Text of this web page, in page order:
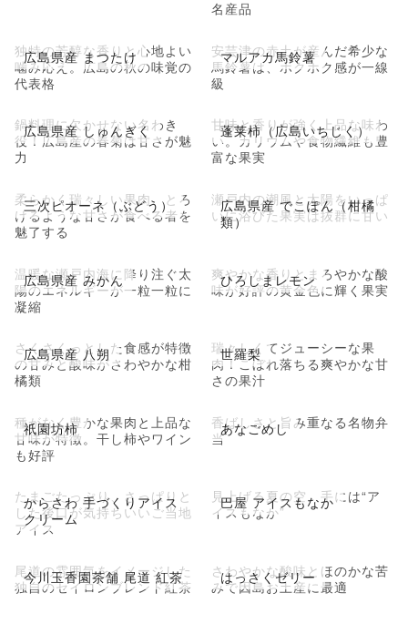
名産品
広島県産 まつたけ
独特の芳醇な香りと心地よい
噛み応え。広島の秋の味覚の
代表格
マルアカ馬鈴薯
安芸津の赤土が産んだ希少な
馬鈴薯は、ホクホク感が一線
級
広島県産 しゅんぎく
鍋料理に欠かせない名わき
役！広島産の春菊は甘さが魅
力
蓬莱柿（広島いちじく）
甘味と香りが強く上品な味わ
い。カリウムや食物繊維も豊
富な果実
三次ピオーネ（ぶどう）
柔らかく瑞々しい果肉、とろ
けるような甘さが食べる者を
魅了する
広島県産 でこぽん（柑橘
類）
瀬戸内の潮風と太陽をいっぱ
いに浴びた果実は抜群に甘い
広島県産 みかん
温暖な瀬戸内海に降り注ぐ太
陽のエネルギーが一粒一粒に
凝縮
ひろしまレモン
爽やかな香りとまろやかな酸
味が好評の黄金色に輝く果実
広島県産 八朔
さくさくっとした食感が特徴
の甘みと酸味がさわやかな柑
橘類
世羅梨
瑞々しくてジューシーな果
肉！こぼれ落ちる爽やかな甘
さの果汁
祇園坊柿
種がなく豊かな果肉と上品な
甘味が特徴。干し柿やワイン
も好評
あなごめし
香ばしさと旨み重なる名物弁
当
からさわ 手づくりアイス
クリーム
たまごたっぷり、さっぱりと
した後口が気持ちいいご当地
アイス
巴屋 アイスもなか
見上げる夏の空、手には“ア
イスもなか”
今川玉香園茶舗 尾道 紅茶
尾道の雰囲気をイメージした
独自のセイロンブレンド紅茶
はっさくゼリー
さわやかな酸味とほのかな苦
みで因島お土産に最適